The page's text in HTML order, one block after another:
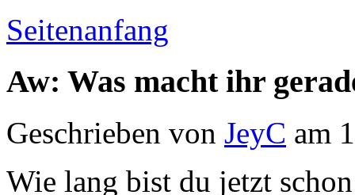
Seitenanfang
Aw: Was macht ihr
Geschrieben von JeyC am
Wie lang bist du jetzt